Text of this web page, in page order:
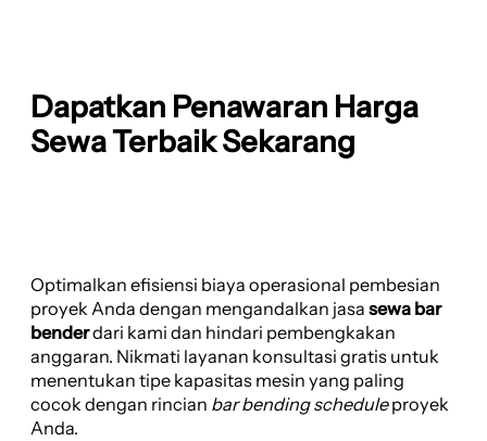
Dapatkan Penawaran Harga
Sewa Terbaik Sekarang
Optimalkan efisiensi biaya operasional pembesian
proyek Anda dengan mengandalkan jasa sewa bar
benderdari kami dan hindari pembengkakan
anggaran. Nikmati layanan konsultasi gratis untuk
menentukan tipe kapasitas mesin yang paling
cocok dengan rincian bar bending scheduleproyek
Anda.